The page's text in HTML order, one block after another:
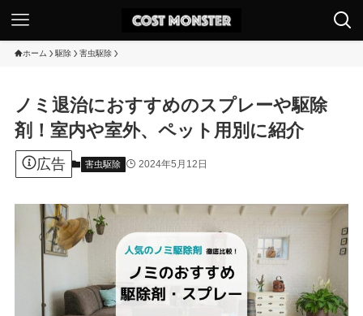
ホーム 駆除 害虫駆除
ノミ退治におすすめのスプレーや駆除
剤！室内や室外、ペット用別に紹介
広告 害虫駆除 2024年5月12日